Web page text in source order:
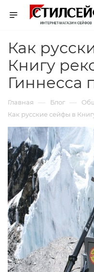
Как
Книгу
Гиннесса
Главная — Блог —
Как русские сейфы в